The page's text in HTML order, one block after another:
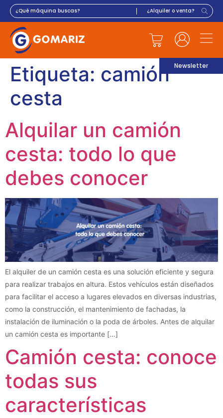
Newsletter
Etiqueta: camión
cesta
Alquilar un camión
cesta: todo lo que
debes conocer
El alquiler de un camión cesta es una solución eficiente y segura
para realizar trabajos en altura. Estos vehículos están diseñados
para facilitar el acceso a lugares elevados en diversas industrias,
como la construcción, el mantenimiento de fachadas, la
instalación de iluminación o la poda de árboles. Antes de alquilar
un camión cesta es importante […]
Camión cesta: conoce
todas sus
características